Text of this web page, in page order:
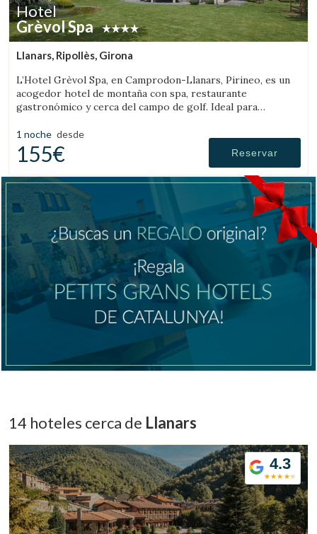
Gestionar mi reserva
Verificar localizador
Hotel
Grèvol Spa
Llanars, Ripollès, Girona
L’Hotel Grèvol Spa, en Camprodon-Llanars, Pirineo, es un
acogedor hotel de montaña con spa, restaurante
gastronómico y cerca del campo de golf. Ideal para
1 noche desde
155€ Reservar
14 hoteles cerca de Llanars
4.3